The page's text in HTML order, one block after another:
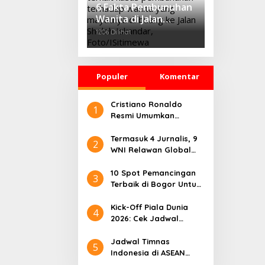
6 Fakta Pembunuhan
Wanita di Jalan
Sholeh Iskandar
Bogor, Korban
Dicekik Dasi hingga
Jasadnya Dibuang
1206 Dilihat
Populer Komentar
1
Cristiano Ronaldo
Resmi Umumkan
Portugal
2
Termasuk 4 Jurnalis, 9
WNI Relawan Global
Penahanan Israel
3
10 Spot Pemancingan
Terbaik di Bogor Untuk
4
Kick-Off Piala Dunia
2026: Cek Jadwal
5
Jadwal Timnas
Indonesia di ASEAN